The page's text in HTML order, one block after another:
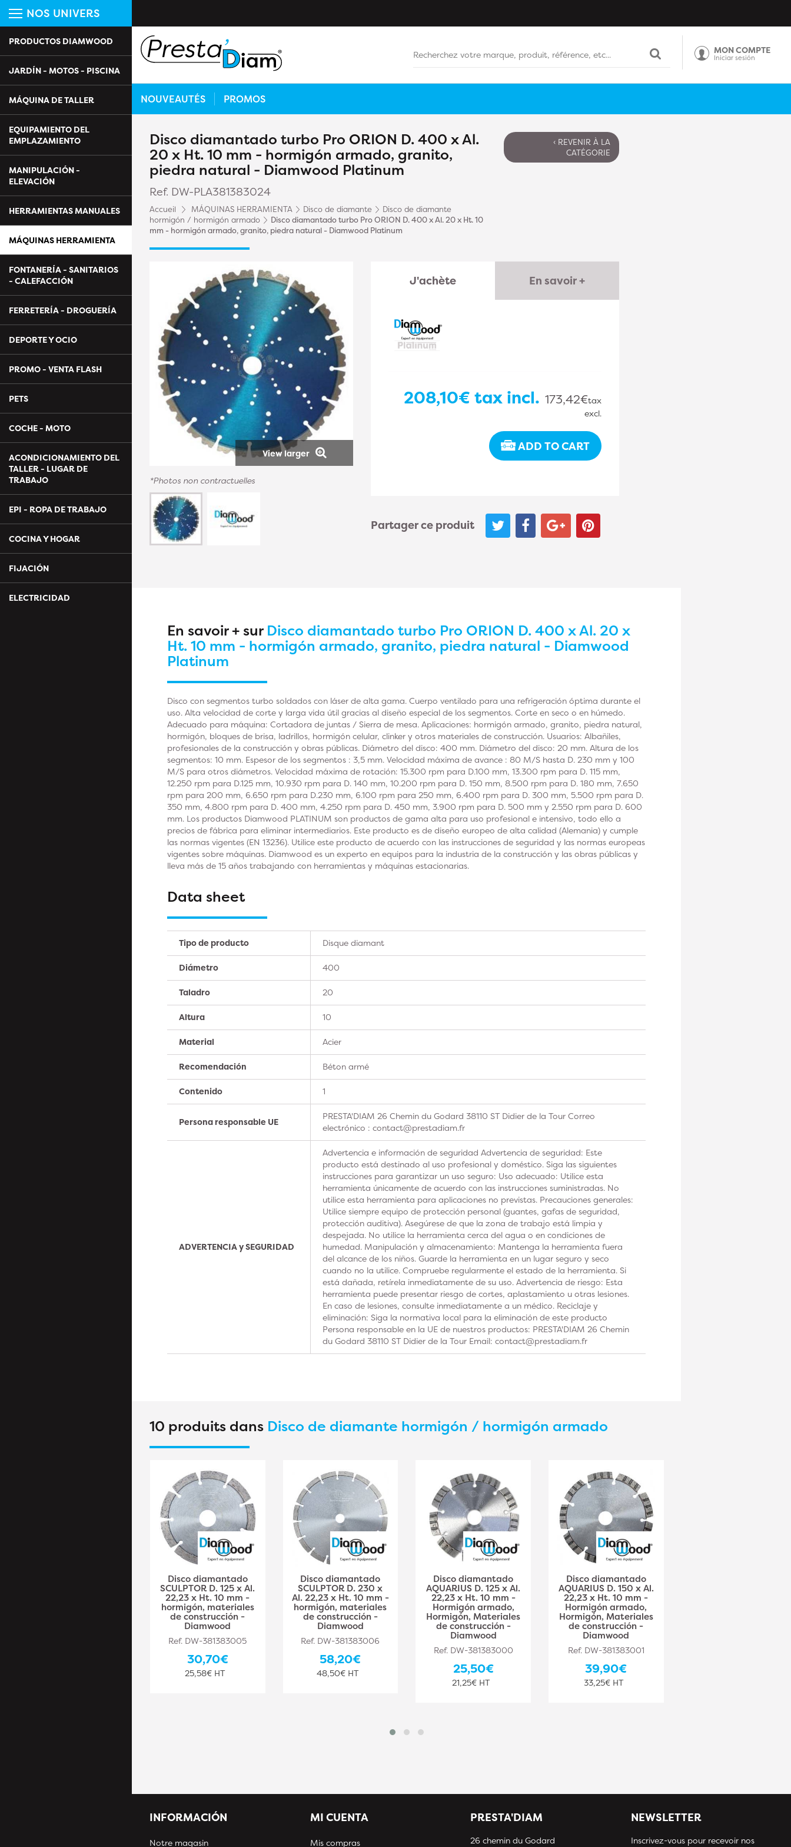
NOS UNIVERS
PRODUCTOS DIAMWOOD
JARDÍN - MOTOS - PISCINA
MÁQUINA DE TALLER
EQUIPAMIENTO DEL
EMPLAZAMIENTO
MANIPULACIÓN -
ELEVACIÓN
HERRAMIENTAS MANUALES
MÁQUINAS HERRAMIENTA
FONTANERÍA - SANITARIOS
- CALEFACCIÓN
FERRETERÍA - DROGUERÍA
DEPORTE Y OCIO
PROMO - VENTA FLASH
PETS
COCHE - MOTO
ACONDICIONAMIENTO DEL
TALLER - LUGAR DE
TRABAJO
EPI - ROPA DE TRABAJO
COCINA Y HOGAR
FIJACIÓN
ELECTRICIDAD
MON COMPTE
Iniciar sesión
NOUVEAUTÉS PROMOS
Disco diamantado turbo Pro ORION D. 400 x Al.
20 x Ht. 10 mm - hormigón armado, granito,
piedra natural - Diamwood Platinum
Ref. DW-PLA381383024
Accueil MÁQUINAS HERRAMIENTA Disco de diamante
Disco de diamante
hormigón / hormigón armado
Disco diamantado turbo Pro ORION D. 400 x Al. 20 x Ht. 10
mm - hormigón armado, granito, piedra natural - Diamwood Platinum
‹ REVENIR À LA
CATÉGORIE
View larger
*Photos non contractuelles
J'achète En savoir +
208,10€ tax incl. 173,42€tax
excl.
ADD TO CART
Partager ce produit
En savoir + sur Disco diamantado turbo Pro ORION D. 400 x Al. 20 x
Ht. 10 mm - hormigón armado, granito, piedra natural - Diamwood
Platinum
Disco con segmentos turbo soldados con láser de alta gama. Cuerpo ventilado para una refrigeración óptima durante el
uso. Alta velocidad de corte y larga vida útil gracias al diseño especial de los segmentos. Corte en seco o en húmedo.
Adecuado para máquina: Cortadora de juntas / Sierra de mesa. Aplicaciones: hormigón armado, granito, piedra natural,
hormigón, bloques de brisa, ladrillos, hormigón celular, clinker y otros materiales de construcción. Usuarios: Albañiles,
profesionales de la construcción y obras públicas. Diámetro del disco: 400 mm. Diámetro del disco: 20 mm. Altura de los
segmentos: 10 mm. Espesor de los segmentos : 3,5 mm. Velocidad máxima de avance : 80 M/S hasta D. 230 mm y 100
M/S para otros diámetros. Velocidad máxima de rotación: 15.300 rpm para D.100 mm, 13.300 rpm para D. 115 mm,
12.250 rpm para D.125 mm, 10.930 rpm para D. 140 mm, 10.200 rpm para D. 150 mm, 8.500 rpm para D. 180 mm, 7.650
rpm para 200 mm, 6.650 rpm para D.230 mm, 6.100 rpm para 250 mm, 6.400 rpm para D. 300 mm, 5.500 rpm para D.
350 mm, 4.800 rpm para D. 400 mm, 4.250 rpm para D. 450 mm, 3.900 rpm para D. 500 mm y 2.550 rpm para D. 600
mm. Los productos Diamwood PLATINUM son productos de gama alta para uso profesional e intensivo, todo ello a
precios de fábrica para eliminar intermediarios. Este producto es de diseño europeo de alta calidad (Alemania) y cumple
las normas vigentes (EN 13236). Utilice este producto de acuerdo con las instrucciones de seguridad y las normas europeas
vigentes sobre máquinas. Diamwood es un experto en equipos para la industria de la construcción y las obras públicas y
lleva más de 15 años trabajando con herramientas y máquinas estacionarias.
Data sheet
Tipo de producto Disque diamant
Diámetro 400
Taladro 20
Altura 10
Material Acier
Recomendación Béton armé
Contenido 1
Persona responsable UE
PRESTA'DIAM 26 Chemin du Godard 38110 ST Didier de la Tour Correo
electrónico : contact@prestadiam.fr
ADVERTENCIA y SEGURIDAD
Advertencia e información de seguridad Advertencia de seguridad: Este
producto está destinado al uso profesional y doméstico. Siga las siguientes
instrucciones para garantizar un uso seguro: Uso adecuado: Utilice esta
herramienta únicamente de acuerdo con las instrucciones suministradas. No
utilice esta herramienta para aplicaciones no previstas. Precauciones generales:
Utilice siempre equipo de protección personal (guantes, gafas de seguridad,
protección auditiva). Asegúrese de que la zona de trabajo está limpia y
despejada. No utilice la herramienta cerca del agua o en condiciones de
humedad. Manipulación y almacenamiento: Mantenga la herramienta fuera
del alcance de los niños. Guarde la herramienta en un lugar seguro y seco
cuando no la utilice. Compruebe regularmente el estado de la herramienta. Si
está dañada, retírela inmediatamente de su uso. Advertencia de riesgo: Esta
herramienta puede presentar riesgo de cortes, aplastamiento u otras lesiones.
En caso de lesiones, consulte inmediatamente a un médico. Reciclaje y
eliminación: Siga la normativa local para la eliminación de este producto
Persona responsable en la UE de nuestros productos: PRESTA'DIAM 26 Chemin
du Godard 38110 ST Didier de la Tour Email: contact@prestadiam.fr
10 produits dans Disco de diamante hormigón / hormigón armado
Disco diamantado
SCULPTOR D. 125 x Al.
22,23 x Ht. 10 mm -
hormigón, materiales
de construcción -
Diamwood
Ref. DW-381383005
30,70€
25,58€ HT
Disco diamantado
SCULPTOR D. 230 x
Al. 22,23 x Ht. 10 mm -
hormigón, materiales
de construcción -
Diamwood
Ref. DW-381383006
58,20€
48,50€ HT
Disco diamantado
AQUARIUS D. 125 x Al.
22,23 x Ht. 10 mm -
Hormigón armado,
Hormigón, Materiales
de construcción -
Diamwood
Ref. DW-381383000
25,50€
21,25€ HT
Disco diamantado
AQUARIUS D. 150 x Al.
22,23 x Ht. 10 mm -
Hormigón armado,
Hormigón, Materiales
de construcción -
Diamwood
Ref. DW-381383001
39,90€
33,25€ HT
INFORMACIÓN
Notre magasin
MI CUENTA
Mis compras
PRESTA'DIAM
26 chemin du Godard
NEWSLETTER
Inscrivez-vous pour recevoir nos